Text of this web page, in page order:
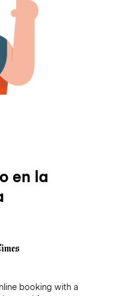
en la
booking with a